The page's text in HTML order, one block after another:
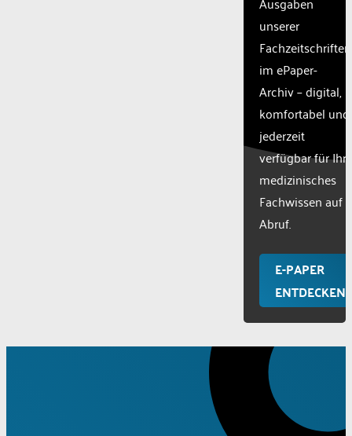
unserer
Fachzeitschriften
im ePaper-
Archiv – digital,
komfortabel und
jederzeit
verfügbar für Ihr
medizinisches
Fachwissen auf
Abruf.
E-PAPER
ENTDECKEN